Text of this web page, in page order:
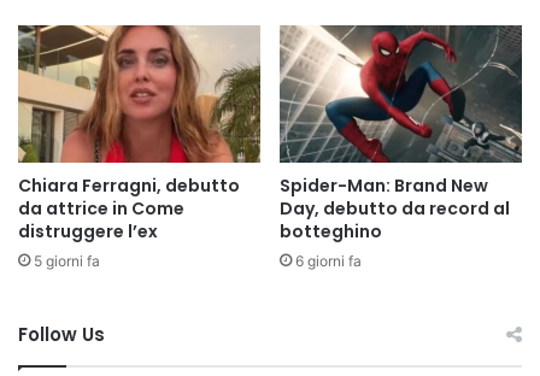
Chiara Ferragni, debutto
da attrice in Come
distruggere l’ex
5 giorni fa
Spider-Man: Brand New
Day, debutto da record al
botteghino
6 giorni fa
Follow Us